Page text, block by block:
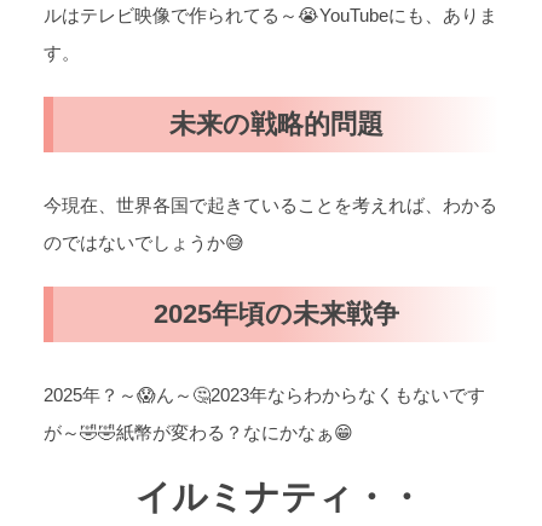
ルはテレビ映像で作られてる～😭YouTubeにも、ありま
す。
未来の戦略的問題
今現在、世界各国で起きていることを考えれば、わかる
のではないでしょうか😅
2025年頃の未来戦争
2025年？～😱ん～🤔2023年ならわからなくもないです
が～🤣🤣紙幣が変わる？なにかなぁ😁
イルミナティ・・